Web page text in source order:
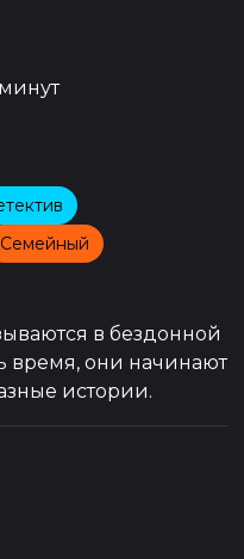
Семейный
в бездонной
время, они начинают
истории.